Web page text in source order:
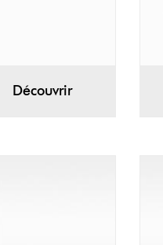
Découvrir